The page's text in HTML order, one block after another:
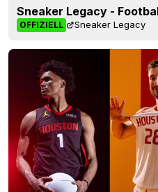
Sneaker Legacy -
OFFIZIELL Sneaker Legacy